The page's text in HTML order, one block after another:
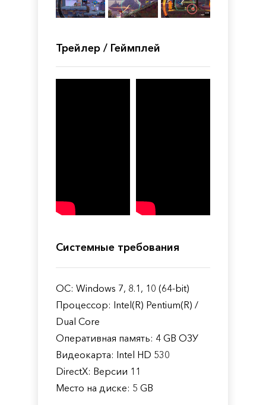
Трейлер / Геймплей
Системные требования
ОС: Windows 7, 8.1, 10 (64-bit)
Процессор: Intel(R) Pentium(R) /
Dual Core
Оперативная память: 4 GB ОЗУ
Видеокарта: Intel HD 530
DirectX: Версии 11
Место на диске: 5 GB